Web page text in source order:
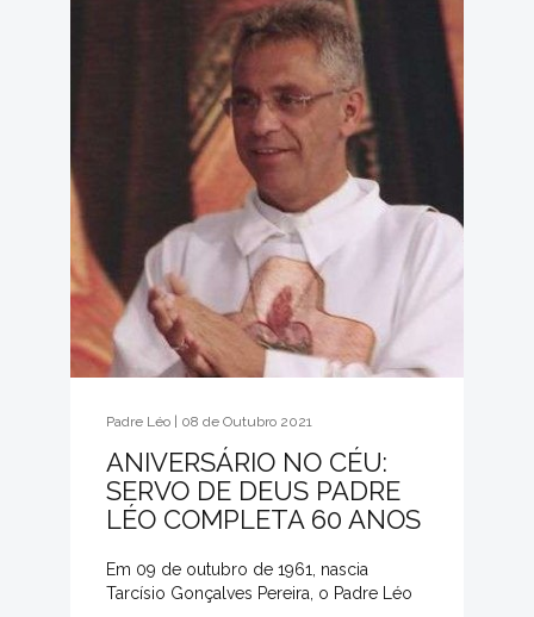
Padre Léo | 08 de Outubro 2021
ANIVERSÁRIO NO CÉU:
SERVO DE DEUS PADRE
LÉO COMPLETA 60 ANOS
Em 09 de outubro de 1961, nascia
Tarcísio Gonçalves Pereira, o Padre Léo